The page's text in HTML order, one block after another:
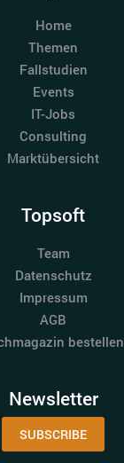
Home
Themen
Fallstudien
Events
IT-Jobs
Consulting
Marktübersicht
Topsoft
Team
Datenschutz
Impressum
AGB
bestellen
Newsletter
SUBSCRIBE